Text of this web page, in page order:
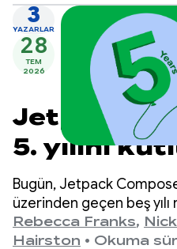
3
YAZARLAR
28
TEM
2026
Jetpack
5. yılını
Bugün, Jetpack Compose
üzerinden geçen beş
Temmuz 2021'de
son 1.11 sürümüne kadar
Rebecca Franks,
Hairston • Okuma